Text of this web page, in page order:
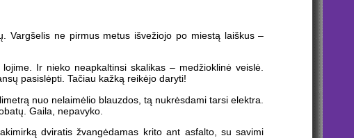
Vargšelis ne pirmus metus išvežiojo po miestą laiškus –
Ir nieko neapkaltinsi skalikas – medžioklinė veislė.
pasislėpti. Tačiau kažką reikėjo daryti!
nuo nelaimėlio blauzdos, tą nukrėsdami tarsi elektra.
Gaila, nepavyko.
dviratis žvangėdamas krito ant asfalto, su savimi